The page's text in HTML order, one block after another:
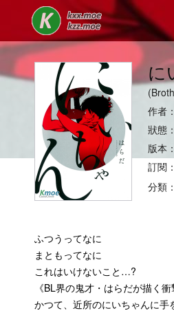
に
作者：
狀態
版本
訂閱
分類：
ふつうってなに
まともってなに
これはいけないこと…?
《BL界の鬼才・はらだが描く
かつて、近所のにいちゃんに